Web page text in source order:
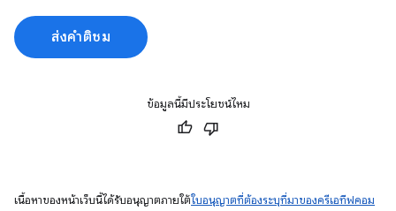
ส่งคำติชม
ข้อมูลนี้มีประโยชน์ไหม
เนื้อหาของหน้าเว็บนี้ได้รับอนุญาตภายใต้ใบอนุญาตที่ต้องระบุที่มาของครีเอทีฟคอม